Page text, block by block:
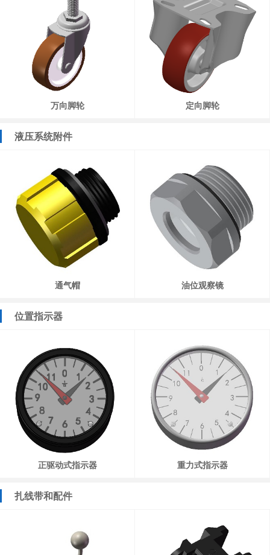
万向脚轮 定向脚轮
液压系统附件
通气帽 油位观察镜
位置指示器
正驱动式指示器 重力式指示器
扎线带和配件